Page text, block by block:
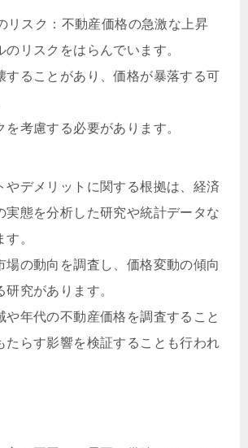
リスク：不動産価格の急激な上昇
リスクをはらんでいます。
することがあり、価格が暴落する可
を考慮する必要があります。
やデメリットに関する根拠は、経済
実態を分析した研究や統計データな
。
場の動向を調査し、価格変動の傾向
究があります。
や年代の不動産価格を調査すること
たらす影響を検証することも行われ